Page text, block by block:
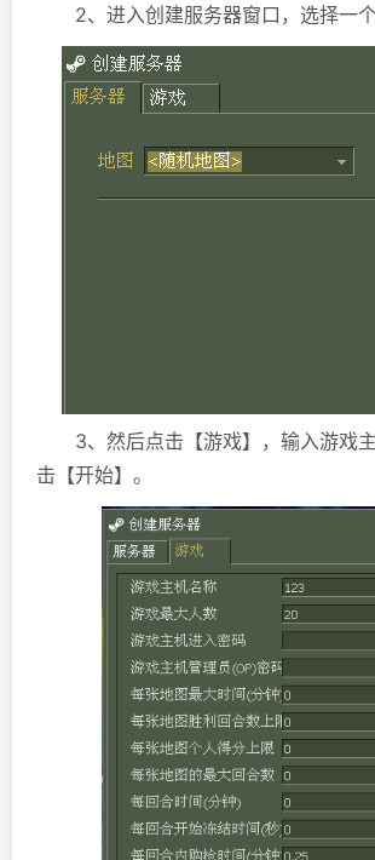
2、进入创建服务器窗口，选择一个
3、然后点击【游戏】，输入游戏
击【开始】。